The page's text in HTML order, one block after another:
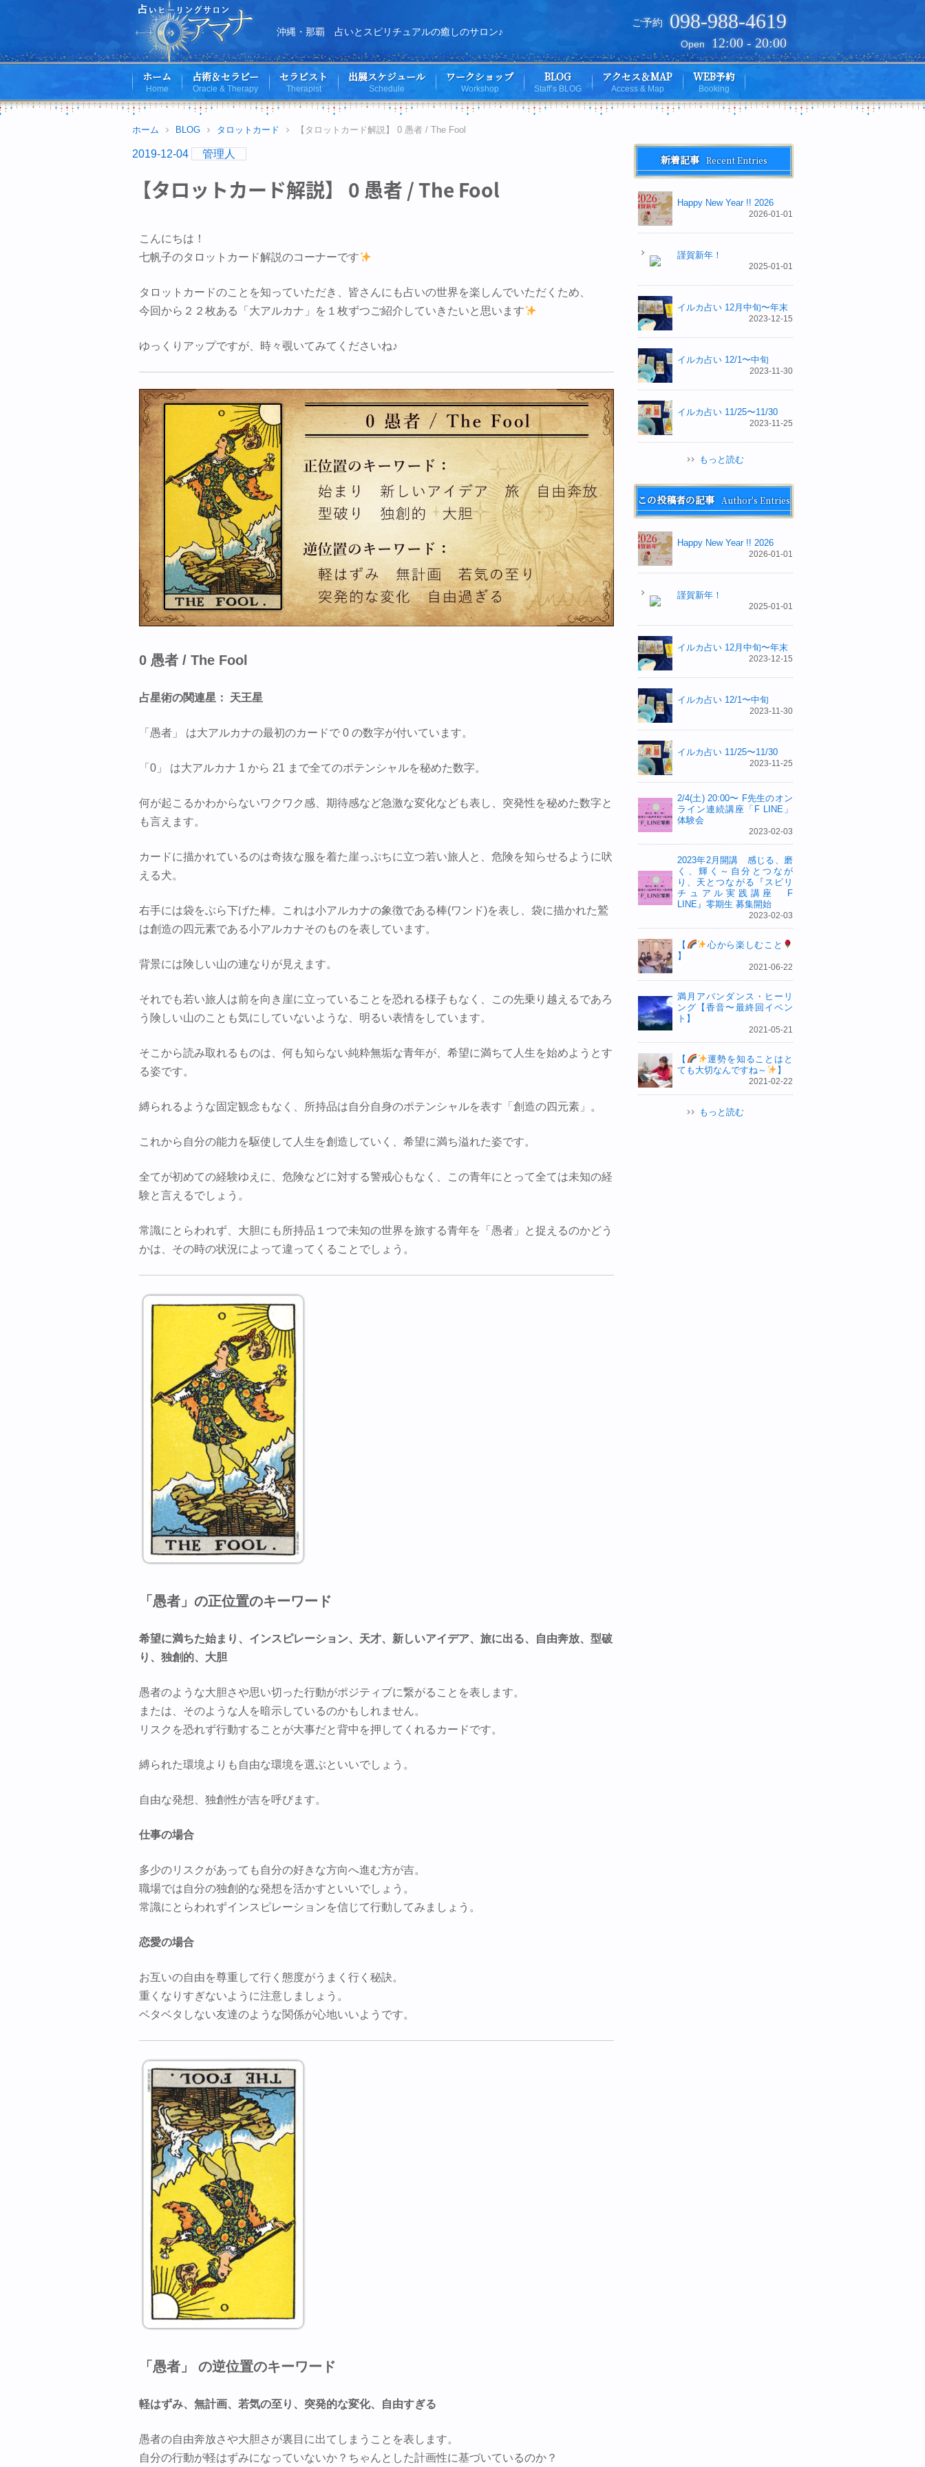
沖縄・那覇 占いとスピリチュアルの癒しのサロン♪
ご予約 098-988-4619
Open 12:00 - 20:00
ホーム
Home
占術＆セラピー
Oracle & Therapy
セラピスト
Therapist
出展スケジュール
Schedule
ワークショップ
Workshop
BLOG
Staff’s BLOG
アクセス＆MAP
Access & Map
WEB予約
Booking
ホーム BLOG タロットカード 【タロットカード解説】 0 愚者 / The Fool
2019-12-04 管理人
【タロットカード解説】 0 愚者 / The Fool
こんにちは！
七帆子のタロットカード解説のコーナーです
タロットカードのことを知っていただき、皆さんにも占いの世界を楽しんでいただくため、
今回から２２枚ある「大アルカナ」を１枚ずつご紹介していきたいと思います
ゆっくりアップですが、時々覗いてみてくださいね♪
0 愚者 / The Fool
占星術の関連星： 天王星
「愚者」 は大アルカナの最初のカードで 0 の数字が付いています。
「0」 は大アルカナ 1 から 21 まで全てのポテンシャルを秘めた数字。
何が起こるかわからないワクワク感、期待感など急激な変化なども表し、突発性を秘めた数字と
も言えます。
カードに描かれているのは奇抜な服を着た崖っぷちに立つ若い旅人と、危険を知らせるように吠
える犬。
右手には袋をぶら下げた棒。これは小アルカナの象徴である棒(ワンド)を表し、袋に描かれた鷲
は創造の四元素である小アルカナそのものを表しています。
背景には険しい山の連なりが見えます。
それでも若い旅人は前を向き崖に立っていることを恐れる様子もなく、この先乗り越えるであろ
う険しい山のことも気にしていないような、明るい表情をしています。
そこから読み取れるものは、何も知らない純粋無垢な青年が、希望に満ちて人生を始めようとす
る姿です。
縛られるような固定観念もなく、所持品は自分自身のポテンシャルを表す「創造の四元素」。
これから自分の能力を駆使して人生を創造していく、希望に満ち溢れた姿です。
全てが初めての経験ゆえに、危険などに対する警戒心もなく、この青年にとって全ては未知の経
験と言えるでしょう。
常識にとらわれず、大胆にも所持品１つで未知の世界を旅する青年を「愚者」と捉えるのかどう
かは、その時の状況によって違ってくることでしょう。
「愚者」の正位置のキーワード
希望に満ちた始まり、インスピレーション、天才、新しいアイデア、旅に出る、自由奔放、型破
り、独創的、大胆
愚者のような大胆さや思い切った行動がポジティブに繋がることを表します。
または、そのような人を暗示しているのかもしれません。
リスクを恐れず行動することが大事だと背中を押してくれるカードです。
縛られた環境よりも自由な環境を選ぶといいでしょう。
自由な発想、独創性が吉を呼びます。
仕事の場合
多少のリスクがあっても自分の好きな方向へ進む方が吉。
職場では自分の独創的な発想を活かすといいでしょう。
常識にとらわれずインスピレーションを信じて行動してみましょう。
恋愛の場合
お互いの自由を尊重して行く態度がうまく行く秘訣。
重くなりすぎないように注意しましょう。
ベタベタしない友達のような関係が心地いいようです。
「愚者」 の逆位置のキーワード
軽はずみ、無計画、若気の至り、突発的な変化、自由すぎる
愚者の自由奔放さや大胆さが裏目に出てしまうことを表します。
自分の行動が軽はずみになっていないか？ちゃんとした計画性に基づいているのか？
新着記事 Recent Entries
Happy New Year !! 2026
2026-01-01
謹賀新年！
2025-01-01
イルカ占い 12月中旬〜年末
2023-12-15
イルカ占い 12/1〜中旬
2023-11-30
イルカ占い 11/25〜11/30
2023-11-25
もっと読む
この投稿者の記事 Author's Entries
Happy New Year !! 2026
2026-01-01
謹賀新年！
2025-01-01
イルカ占い 12月中旬〜年末
2023-12-15
イルカ占い 12/1〜中旬
2023-11-30
イルカ占い 11/25〜11/30
2023-11-25
2/4(土) 20:00〜 F先生のオン
ライン連続講座「F LINE」
体験会
2023-02-03
2023年2月開講 感じる、磨
く、輝く～自分とつなが
り、天とつながる『スピリ
チュアル実践講座 F
LINE』零期生 募集開始
2023-02-03
【
心から楽しむこと
】
2021-06-22
満月アバンダンス・ヒーリ
ング【香音〜最終回イベン
ト】
2021-05-21
【
運勢を知ることはと
ても大切なんですね～
】
2021-02-22
もっと読む